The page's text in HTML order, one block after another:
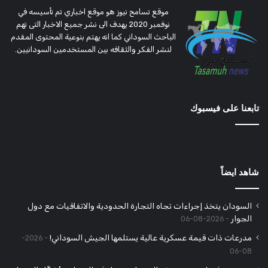
موقع تسامح نيوز هو موقع اخباري تم تأسيسه في
نوفمبر 2020 يهدف الى نشر جميع الاخبار التى تهم
الباحث السوداني كما انه يهتم بنوعية المحتوى المقدم
لنشر الفكر والثقافه بين المستخدمين السودانيين.
تابعنا على فيسبوك
شاهد ايضاً
السودان يتخذ إجراءات تجاه التجارة الحدودية والاتفاقيات مع دول
الجوار
2026-08-06
مدرعات ذات قيمة عسكرية عالية يستلمها الجيش السوداني!
2026-
08-06